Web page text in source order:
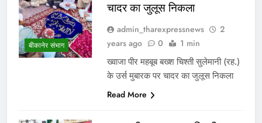
बीकानेर संभाग
चादर का जुलूस निकला
admin_tharexpressnews
2
years ago
0 1 min
ख्वाजा पीर महबूब बख्श चिश्ती सुलेमानी (रह.)
के उर्स मुबारक पर चादर का जुलूस निकला
Read More